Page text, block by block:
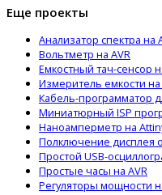
Еще проекты
Анализатор спектра на
Вольтметр на AVR
Емкостный тач-сенсор
Измеритель емкости на
Кабель-программатор
Миниатюрный ISP
Наноамперметр на
Полключение дисплея
Простой USB-
Простые часы на AVR
Регуляторы мощности